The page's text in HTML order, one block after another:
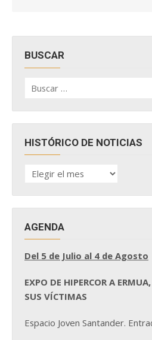
BUSCAR
por:
HISTÓRICO DE NOTICIAS
HISTÓRICO
DE
AGENDA
Del 5 de Julio al 4 de Agosto
EXPO DE HIPERCOR A
SUS VÍCTIMAS
Espacio Joven Santander.